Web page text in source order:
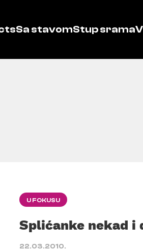
Sa stavomStup srama
U FOKUSU
Splićanke nekad i
22.03.2010.